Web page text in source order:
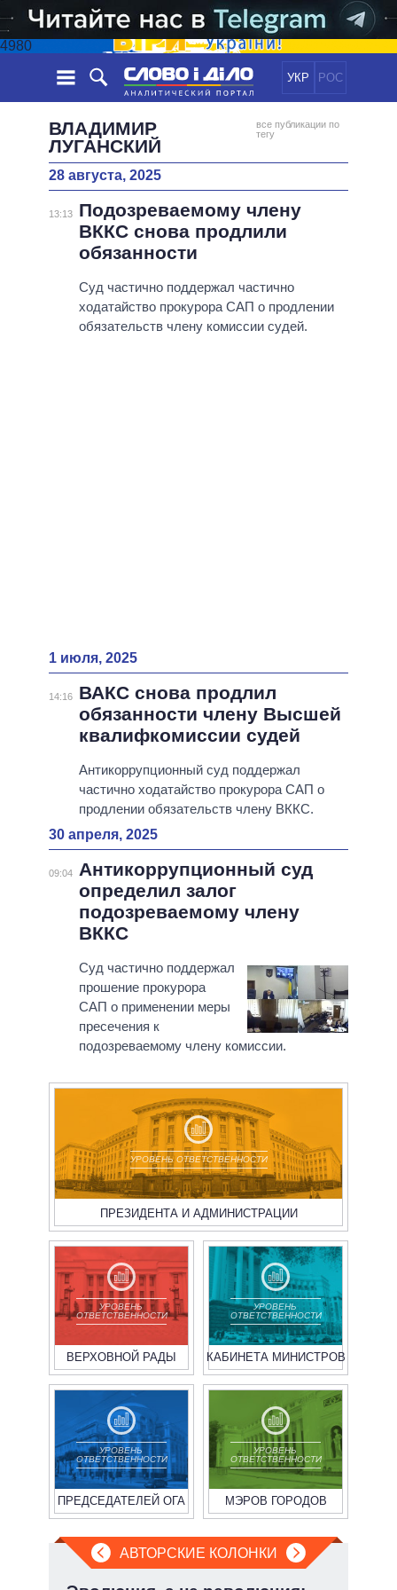
4980
УКР РОС
ЛЕНТА
СОБЫТИЯ
СТАТЬИ
МНЕНИЯ
ДАЙДЖЕСТЫ
ПОЛИТИКА
ЭКОНОМИКА
ОБЩЕСТВО
МИР
ОБЕЩАНИЯ
ПОЛИТИКИ
ВСЕ ПОЛИТИКИ
ВЕРХОВНАЯ РАДА
КАБИНЕТ МИНИСТРОВ
ИНФОГРАФИКА
ВИДЕО
ПОДДЕРЖАТЬ
ВЛАДИМИР
ЛУГАНСКИЙ
все публикации по
тегу
28 августа, 2025
13:13
Подозреваемому члену
ВККС снова продлили
обязанности
Суд частично поддержал частично
ходатайство прокурора САП о продлении
обязательств члену комиссии судей.
1 июля, 2025
14:16
ВАКС снова продлил
обязанности члену Высшей
квалифкомиссии судей
Антикоррупционный суд поддержал
частично ходатайство прокурора САП о
продлении обязательств члену ВККС.
30 апреля, 2025
09:04
Антикоррупционный суд
определил залог
подозреваемому члену
ВККС
Суд частично поддержал
прошение прокурора
САП о применении меры
пресечения к
подозреваемому члену комиссии.
УРОВЕНЬ ОТВЕТСТВЕННОСТИ
ПРЕЗИДЕНТА И АДМИНИСТРАЦИИ
УРОВЕНЬ
ОТВЕТСТВЕННОСТИ
ВЕРХОВНОЙ РАДЫ
УРОВЕНЬ
ОТВЕТСТВЕННОСТИ
КАБИНЕТА МИНИСТРОВ
УРОВЕНЬ
ОТВЕТСТВЕННОСТИ
ПРЕДСЕДАТЕЛЕЙ ОГА
УРОВЕНЬ
ОТВЕТСТВЕННОСТИ
МЭРОВ ГОРОДОВ
АВТОРСКИЕ КОЛОНКИ